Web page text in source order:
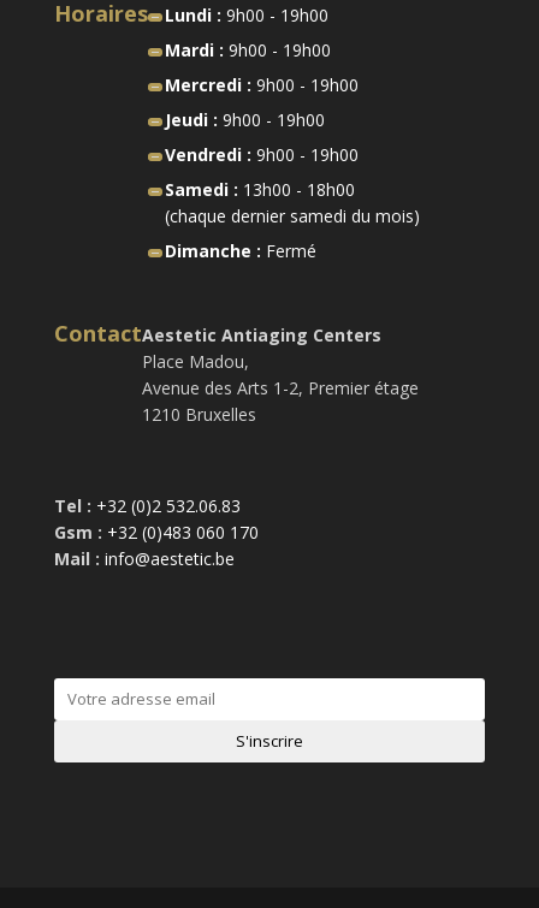
Horaires Lundi : 9h00 - 19h00
Mardi : 9h00 - 19h00
Mercredi : 9h00 - 19h00
Jeudi : 9h00 - 19h00
Vendredi : 9h00 - 19h00
Samedi : 13h00 - 18h00
(chaque dernier samedi du mois)
Dimanche : Fermé
ContactAestetic Antiaging Centers
Place Madou,
Avenue des Arts 1-2, Premier étage
1210 Bruxelles
Tel : +32 (0)2 532.06.83
Gsm : +32 (0)483 060 170
Mail : info@aestetic.be